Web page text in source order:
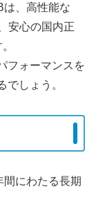
は、高性能な
安心の国内正
フォーマンスを
しょう。
にわたる長期